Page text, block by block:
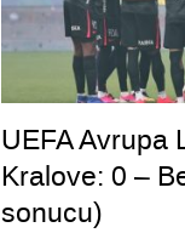
UEFA Avrupa
Kralove: 0 –
sonucu)